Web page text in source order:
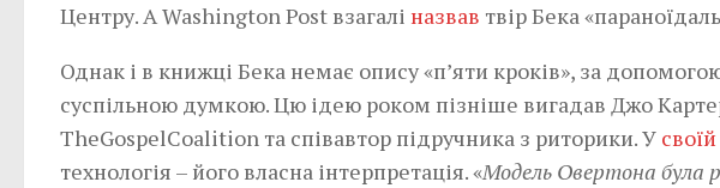
Центру. А Washington Post взагалі назвав твір Бека
Однак і в книжці Бека немає опису «п’яти кроків», за
суспільною думкою. Цю ідею роком пізніше вигадав Джо
TheGospelCoalition та співавтор підручника з риторики. У своїй
технологія – його власна інтерпретація. «Модель Овертона була